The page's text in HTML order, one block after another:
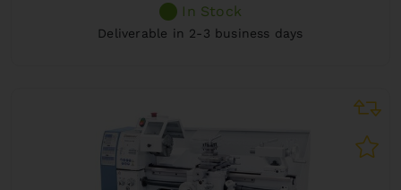
In Stock
Deliverable in 2-3 business days